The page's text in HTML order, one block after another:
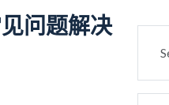
问题解决